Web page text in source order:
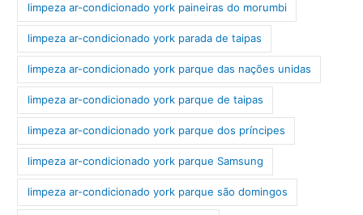
limpeza ar-condicionado york paineiras do morumbi
limpeza ar-condicionado york parada de taipas
limpeza ar-condicionado york parque das nações unidas
limpeza ar-condicionado york parque de taipas
limpeza ar-condicionado york parque dos príncipes
limpeza ar-condicionado york parque Samsung
limpeza ar-condicionado york parque são domingos